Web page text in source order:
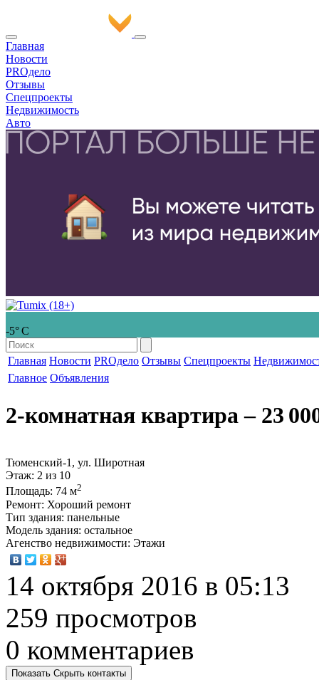
Главная
Новости
PROдело
Отзывы
Спецпроекты
Недвижимость
Авто
-5° С
Главная Новости PROдело Отзывы Спецпроекты
Главное Объявления
2-комнатная квартира ‒ 23
Тюменский-1, ул. Широтная
Этаж: 2 из 10
Площадь: 74 м2
Ремонт: Хороший ремонт
Тип здания: панельные
Модель здания: остальное
Агенство недвижимости: Этажи
14 октября 2016 в 05:13
259 просмотров
0 комментариев
Показать Скрыть контакты